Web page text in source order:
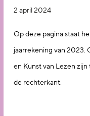
2 april 2024
Op deze pagina staat
jaarrekening van 2023.
en Kunst van Lezen
de rechterkant.